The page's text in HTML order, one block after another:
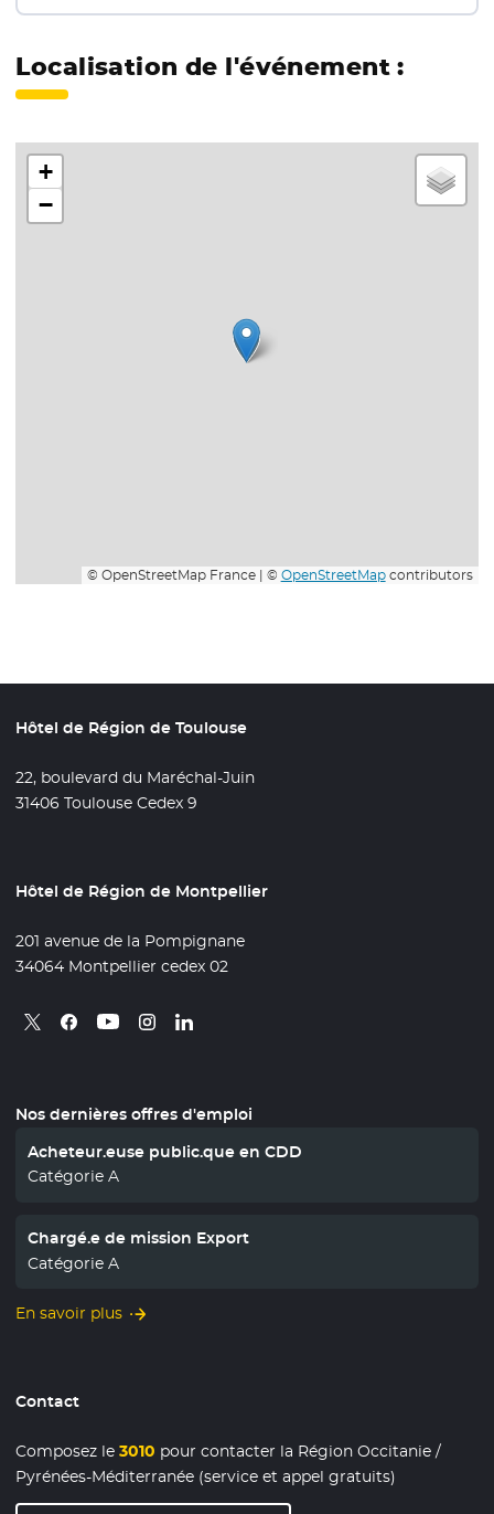
Localisation de l'événement :
+
−
© OpenStreetMap France | © OpenStreetMapcontributors
Hôtel de Région de Toulouse
22, boulevard du Maréchal-Juin
31406 Toulouse Cedex 9
Hôtel de Région de Montpellier
201 avenue de la Pompignane
34064 Montpellier cedex 02
Retrouvez nous sur X
- Nouvelle fenêtre
Retrouvez nous sur Facebook
- Nouvelle fenêtre
Retrouvez nous sur Youtube
- Nouvelle fenêtre
Retrouvez nous sur Instagram
- Nouvelle fenêtre
Retrouvez nous sur Linkedin
- Nouvelle fenêtre
Nos dernières offres d'emploi
Acheteur.euse public.que en CDD
Catégorie A
Chargé.e de mission Export
Catégorie A
En savoir plus
Contact
Composez le3010 pour contacter la Région Occitanie /
Pyrénées-Méditerranée (service et appel gratuits)